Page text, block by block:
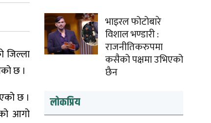
जिल्ला
छ ।
छ ।
आगो
भाइरल फोटोबारे
विशाल भण्डारी :
राजनीतिकरुपमा
कसैको पक्षमा उभिएको
छैन
लोकप्रिय